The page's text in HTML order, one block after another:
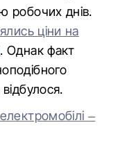
робочих днів.
ціни на
. Однак факт
–